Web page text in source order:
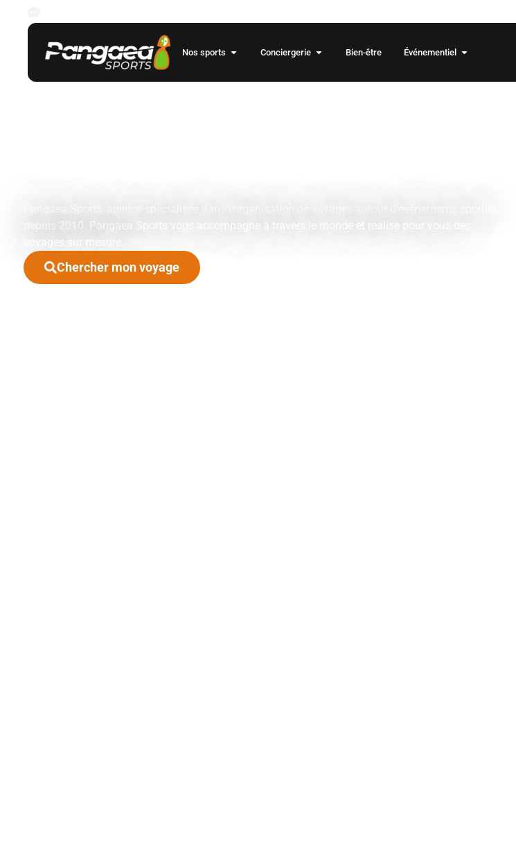
Nos sports Conciergerie Bien-être Événementiel
Votre agence de
depuis 2010. Pangaea Sports vous accompagne à travers le monde et réalise pour vous des
voyages sur mesure.
Chercher mon voyage